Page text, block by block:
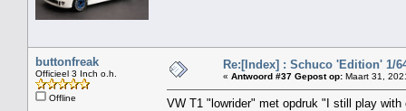
buttonfreak
Officieel 3 Inch o.h.
Offline
Re:[Index] : Schuco 'Edition' 1/
« Antwoord #37 Gepost op: Maart 31,
VW T1 "lowrider" met opdruk "I still play